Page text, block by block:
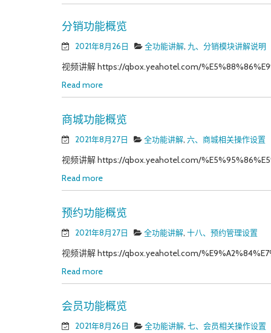
分销功能概览
2021年8月26日 全功能讲解, 九、分销模块讲解说明
视频讲解 https://qbox.yeahotel.com/
Read more
商城功能概览
2021年8月27日 全功能讲解, 六、商城相关操作设置
视频讲解 https://qbox.yeahotel.com/
Read more
预约功能概览
2021年8月27日 全功能讲解, 十八、预约管理设置
视频讲解 https://qbox.yeahotel.com/
Read more
会员功能概览
2021年8月26日 全功能讲解, 七、会员相关操作设置